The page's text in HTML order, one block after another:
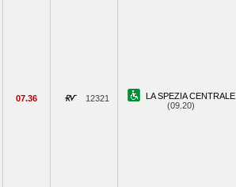
07.36 12321
LA SPEZIA CENTRALE
(09.20)